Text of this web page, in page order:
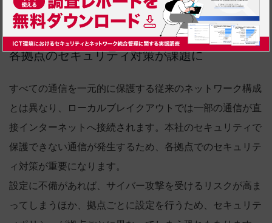
各拠点のセキュリティ対策が課題に
すべての通信を一元的に保護する従来のネットワーク構成
とは異なり、ローカルブレイクアウトでは一部の通信が直
接インターネットへ接続されます。本社のセキュリティで
保護できない通信が発生するため、各拠点でのセキュリテ
ィ対策が重要になります。
設定に不備があれば、サイバー攻撃を受けるリスクが高ま
ってしまうほか、拠点ごとに設定を行うため、セキュリテ